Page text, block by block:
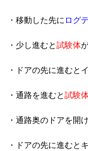
・移動した先に ログ
・少し進むと試験体
・ドアの先に進むと
・通路を進むと試験
・通路奥のドアを開
・ドアの先に進むと